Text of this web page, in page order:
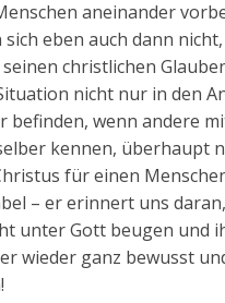
aneinander
eben auch dann
christlichen
nicht nur in den
wenn andere
kennen, überhaupt
für einen
– er erinnert uns
unter Gott beugen und
wieder ganz bewusst